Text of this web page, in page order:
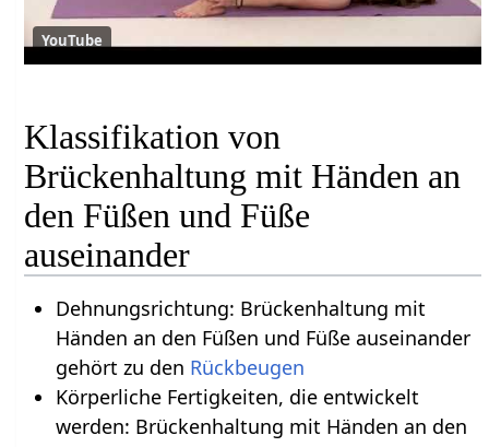
YouTube
Klassifikation von
Brückenhaltung mit Händen an
den Füßen und Füße
auseinander
Dehnungsrichtung: Brückenhaltung mit
Händen an den Füßen und Füße auseinander
gehört zu den Rückbeugen
Körperliche Fertigkeiten, die entwickelt
werden: Brückenhaltung mit Händen an den